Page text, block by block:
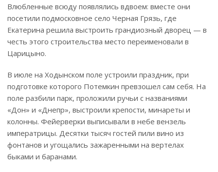
Влюбленные всюду появлялись вдвоем: вместе они
посетили подмосковное село Черная Грязь, где
Екатерина решила выстроить грандиозный дворец — в
честь этого строительства место переименовали в
Царицыно.
В июле на Ходынском поле устроили праздник, при
подготовке которого Потемкин превзошел сам себя. На
поле разбили парк, проложили ручьи с названиями
«Дон» и «Днепр», выстроили крепости, минареты и
колонны. Фейерверки выписывали в небе вензель
императрицы. Десятки тысяч гостей пили вино из
фонтанов и угощались зажаренными на вертелах
быками и баранами.